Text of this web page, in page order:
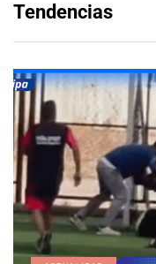
Tendencias